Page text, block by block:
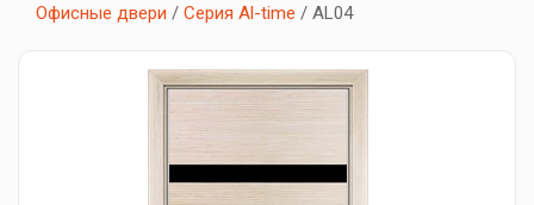
Офисные двери / Серия Al-time / AL04